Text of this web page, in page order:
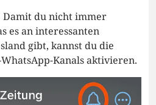
du nicht immer
es an interessanten
gibt, kannst du die
Kanals aktivieren.